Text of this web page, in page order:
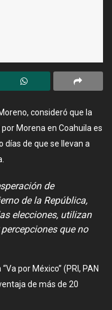
consideró que la
Morena en Coahuila es
días de que se llevan a
de
de la República,
elecciones, utilizan
que no
por México” (PRI, PAN
de más de 20